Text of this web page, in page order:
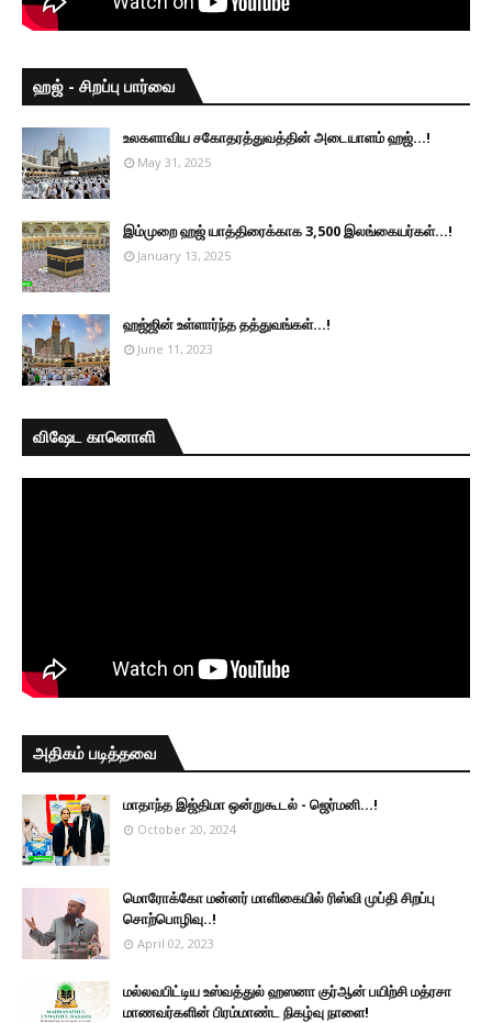
ஹஜ் - சிறப்பு பார்வை
உலகளாவிய சகோதரத்துவத்தின் அடையாளம் ஹஜ்...!
May 31, 2025
இம்முறை ஹஜ் யாத்திரைக்காக 3,500 இலங்கையர்கள்...!
January 13, 2025
ஹஜ்ஜின் உள்ளார்ந்த தத்துவங்கள்...!
June 11, 2023
விஷேட கானொளி
அதிகம் படித்தவை
மாதாந்த இஜ்திமா ஒன்றுகூடல் - ஜெர்மனி…!
October 20, 2024
மொரோக்கோ மன்னர் மாளிகையில் ரிஸ்வி முப்தி சிறப்பு
சொற்பொழிவு..!
April 02, 2023
மல்லவபிட்டிய உஸ்வத்துல் ஹஸனா குர்ஆன் பயிற்சி மத்ரசா
மாணவர்களின் பிரம்மாண்ட நிகழ்வு நாளை!